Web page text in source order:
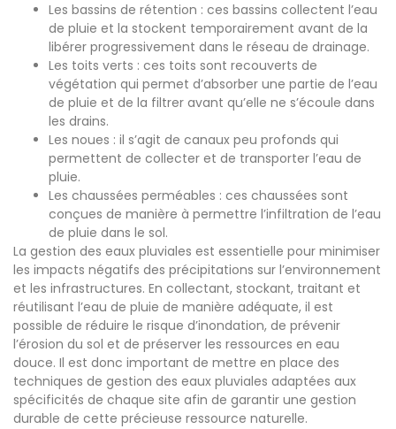
Les bassins de rétention : ces bassins collectent l’eau
de pluie et la stockent temporairement avant de la
libérer progressivement dans le réseau de drainage.
Les toits verts : ces toits sont recouverts de
végétation qui permet d’absorber une partie de l’eau
de pluie et de la filtrer avant qu’elle ne s’écoule dans
les drains.
Les noues : il s’agit de canaux peu profonds qui
permettent de collecter et de transporter l’eau de
pluie.
Les chaussées perméables : ces chaussées sont
conçues de manière à permettre l’infiltration de l’eau
de pluie dans le sol.
La gestion des eaux pluviales est essentielle pour minimiser
les impacts négatifs des précipitations sur l’environnement
et les infrastructures. En collectant, stockant, traitant et
réutilisant l’eau de pluie de manière adéquate, il est
possible de réduire le risque d’inondation, de prévenir
l’érosion du sol et de préserver les ressources en eau
douce. Il est donc important de mettre en place des
techniques de gestion des eaux pluviales adaptées aux
spécificités de chaque site afin de garantir une gestion
durable de cette précieuse ressource naturelle.